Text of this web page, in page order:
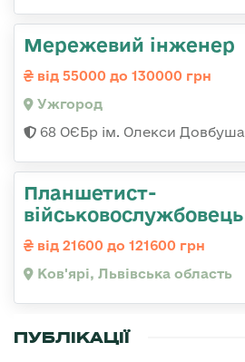
Мережевий інженер
від 55000 до 130000 грн
Ужгород
68 ОЄБр ім. Олекси Довбуша
Планшетист-
військовослужбовець
від 21600 до 121600 грн
Ков'ярі, Львівська область
ПУБЛІКАЦІЇ